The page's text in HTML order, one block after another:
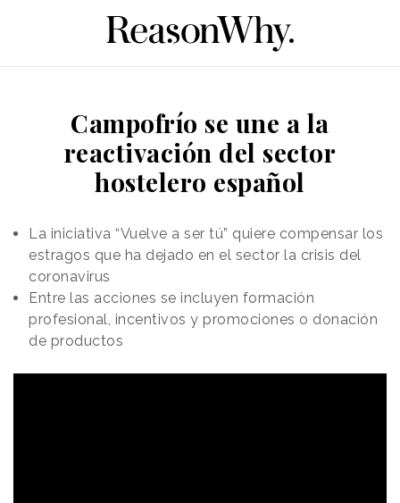
Campofrío se une a la
reactivación del sector
hostelero español
La iniciativa “Vuelve a ser tú” quiere compensar los
estragos que ha dejado en el sector la crisis del
coronavirus
Entre las acciones se incluyen formación
profesional, incentivos y promociones o donación
de productos